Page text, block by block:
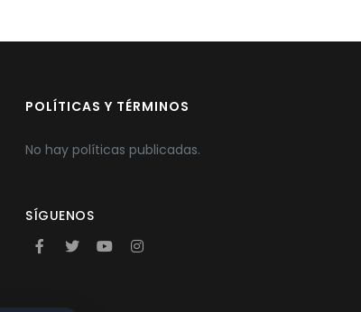
POLÍTICAS Y TÉRMINOS
No hay políticas publicadas.
SÍGUENOS